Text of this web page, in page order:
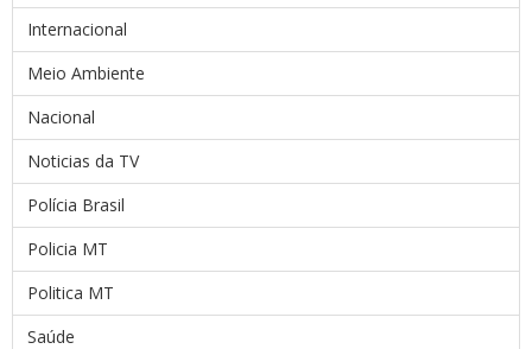
Internacional
Meio Ambiente
Nacional
Noticias da TV
Polícia Brasil
Policia MT
Politica MT
Saúde